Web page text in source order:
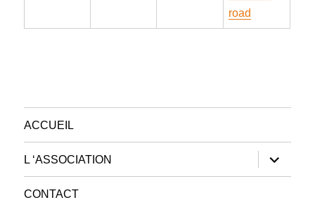
road
ACCUEIL
L ‘ASSOCIATION
ouvrir
le
sous-
CONTACT